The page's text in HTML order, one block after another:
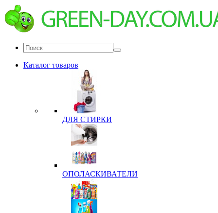
Каталог товаров
ДЛЯ СТИРКИ
ОПОЛАСКИВАТЕЛИ